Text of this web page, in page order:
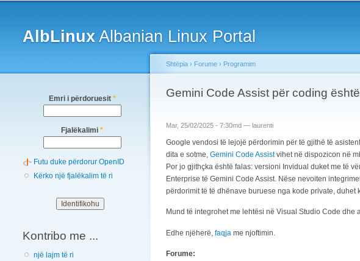
AlbLinuxAlbanian Linux Portal
Emri i përdoruesit *
Fjalëkalimi *
Futu duke përdorur OpenID
Kërko një fjalëkalim të ri
Kontribo me ...
një lajm të ri
You are here
Shtëpia › Forume › Programim
Gemini Code Assist për coding
Mar, 25/02/2025 - 7:30md — laurenti
Google vendosi të lejojë përdorimin për të gjithë të
dita e sotme, Gemini Code Assistvihet në dispozicon në
Por jo gjithçka është falas: versioni Invidual duket me të
Enterprise të Gemini Code Assist. Nëse nevoiten
përdorimit të të dhënave buruese nga kode private, duhet
Mund të integrohet me lehtësi në Visual Studio Code
Edhe njëherë, faqja me njoftimin.
Forume: